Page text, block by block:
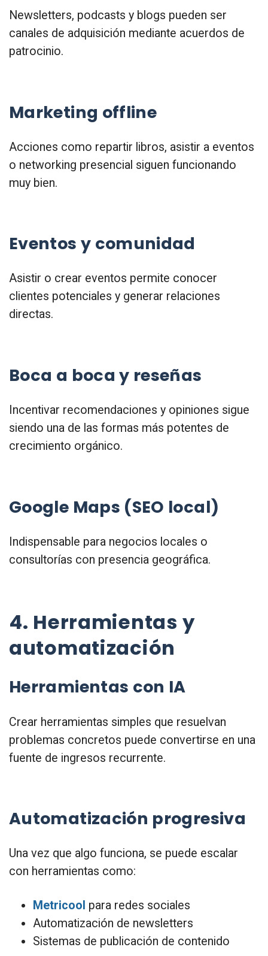
Newsletters, podcasts y blogs pueden ser
canales de adquisición mediante acuerdos de
patrocinio.
Marketing offline
Acciones como repartir libros, asistir a eventos
o networking presencial siguen funcionando
muy bien.
Eventos y comunidad
Asistir o crear eventos permite conocer
clientes potenciales y generar relaciones
directas.
Boca a boca y reseñas
Incentivar recomendaciones y opiniones sigue
siendo una de las formas más potentes de
crecimiento orgánico.
Google Maps (SEO local)
Indispensable para negocios locales o
consultorías con presencia geográfica.
4. Herramientas y
automatización
Herramientas con IA
Crear herramientas simples que resuelvan
problemas concretos puede convertirse en una
fuente de ingresos recurrente.
Automatización progresiva
Una vez que algo funciona, se puede escalar
con herramientas como:
Metricool para redes sociales
Automatización de newsletters
Sistemas de publicación de contenido